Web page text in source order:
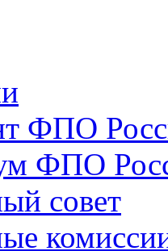
ФПО
ФПО
совет